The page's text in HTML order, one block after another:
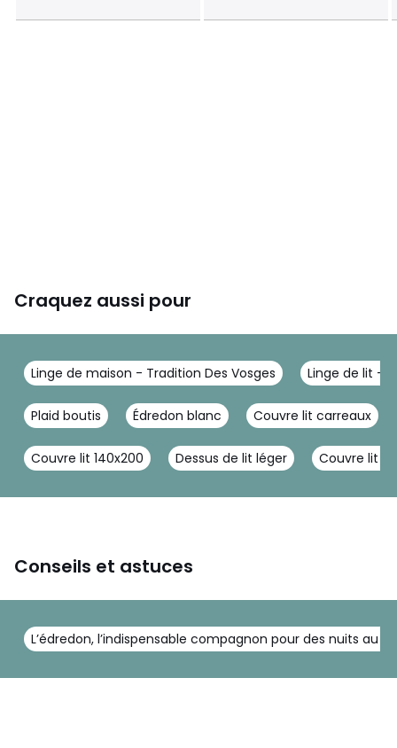
Craquez aussi pour
Linge de maison - Tradition Des Vosges Linge de lit -
Plaid boutis Édredon blanc Couvre lit carreaux
Couvre lit 140x200 Dessus de lit léger Couvre lit
Conseils et astuces
L’édredon, l’indispensable compagnon pour des nuits au